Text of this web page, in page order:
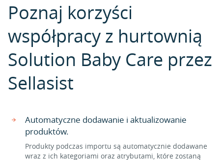
Poznaj korzyści
współpracy z hurtownią
Solution Baby Care przez
Sellasist
Automatyczne dodawanie i aktualizowanie
produktów.
Produkty podczas importu są automatycznie dodawane
wraz z ich kategoriami oraz atrybutami, które zostaną